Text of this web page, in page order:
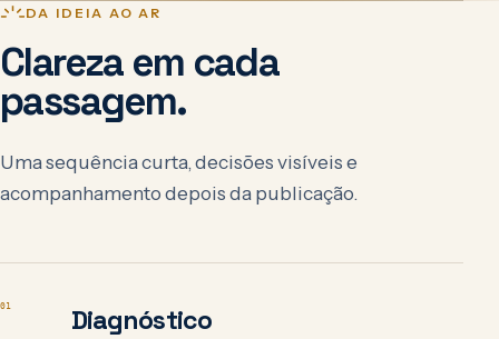
DA IDEIA AO AR
Clareza em cada
passagem.
Uma sequência curta, decisões visíveis e
acompanhamento depois da publicação.
01 Diagnóstico